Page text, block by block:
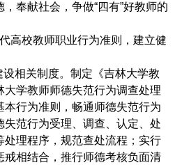
奉献社会，争做“四有”好教师的
高校教师职业行为准则，建立健
相关制度。制定《吉林大学教
大学教师师德失范行为调查处理
行为准则，畅通师德失范行为
失范行为受理、调查、认定、处
处理程序，规范查处流程；实行
戒相结合，推行师德考核负面清